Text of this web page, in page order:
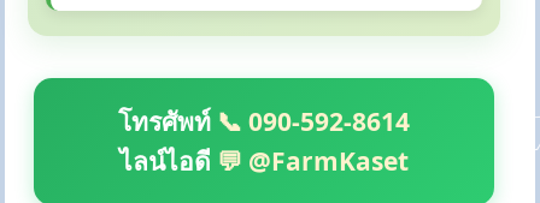
โทรศัพท์ 📞 090-592-8614
ไลน์ไอดี 💬 @FarmKaset